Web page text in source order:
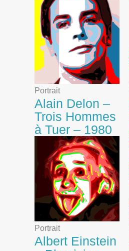
Portrait
Alain Delon –
Trois Hommes
à Tuer – 1980
Portrait
Albert Einstein